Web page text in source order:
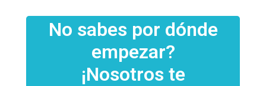
No sabes por dónde
empezar?
¡Nosotros te